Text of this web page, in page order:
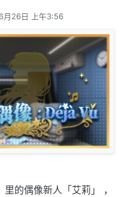
月26日 上午3:56
的偶像新人「艾莉」 ，